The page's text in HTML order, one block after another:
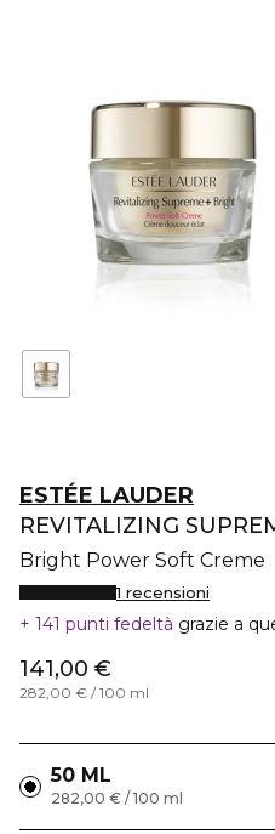
ESTÉE LAUDER
REVITALIZING
Bright Power Soft Creme
1 recensioni
141 punti fedeltà grazie a
141,00 €
282,00 € / 100 ml
50 ML
282,00 € / 100 ml